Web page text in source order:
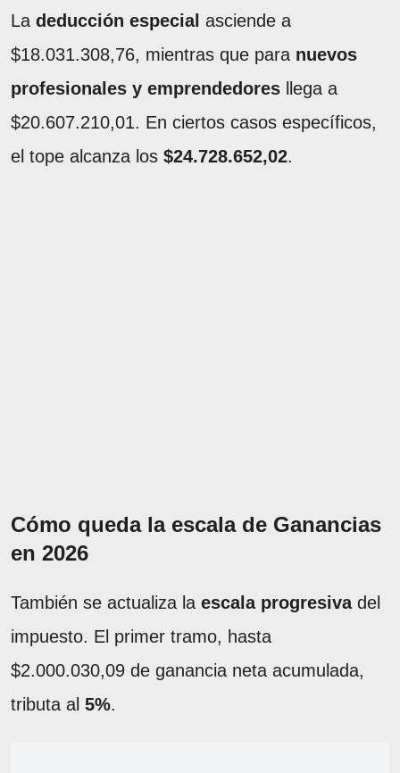
La deducción especial asciende a
$18.031.308,76, mientras que para nuevos
profesionales y emprendedores llega a
$20.607.210,01. En ciertos casos específicos,
el tope alcanza los $24.728.652,02.
Cómo queda la escala de Ganancias
en 2026
También se actualiza la escala progresivadel
impuesto. El primer tramo, hasta
$2.000.030,09 de ganancia neta acumulada,
tributa al 5%.